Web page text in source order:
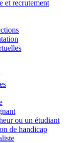
et recrutement
ou un étudiant
de handicap